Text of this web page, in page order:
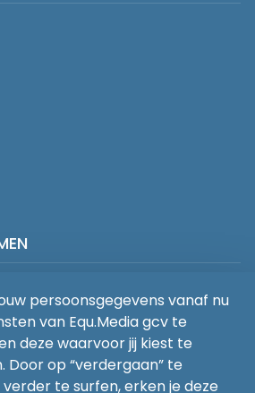
9880 Aalter België
persoonsgegevens vanaf nu
van Equ.Media gcv te
deze waarvoor jij kiest te
Door op “verdergaan” te
te surfen, erken je deze